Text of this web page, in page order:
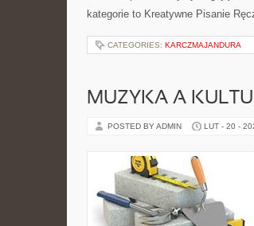
kategorie to Kreatywne Pisanie
CATEGORIES: KARCZMAJANDURA
MUZYKA A
POSTED BY ADMIN LUT - 20 -